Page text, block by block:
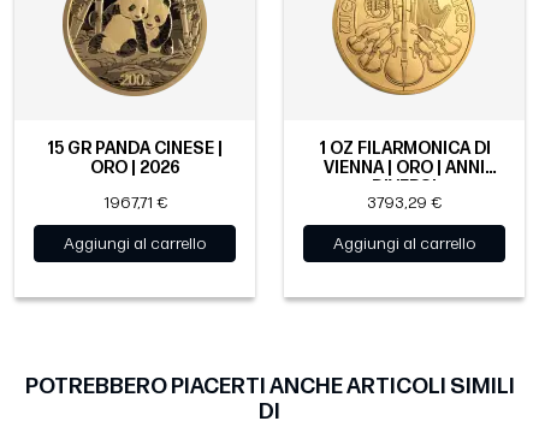
15 GR PANDA CINESE |
ORO | 2026
1967,71 €
Aggiungi al carrello
1 OZ FILARMONICA DI
VIENNA | ORO | ANNI
DIVERSI
3793,29 €
Aggiungi al carrello
POTREBBERO PIACERTI ANCHE ARTICOLI SIMILI
DI